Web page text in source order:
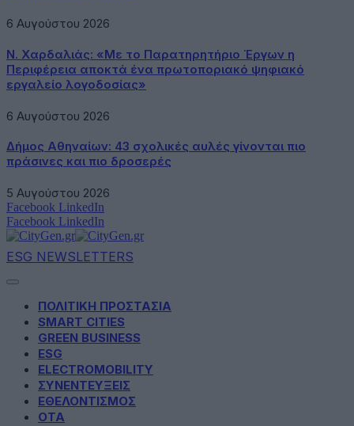
6 Αυγούστου 2026
Ν. Χαρδαλιάς: «Με το Παρατηρητήριο Έργων η
Περιφέρεια αποκτά ένα πρωτοποριακό ψηφιακό
εργαλείο λογοδοσίας»
6 Αυγούστου 2026
Δήμος Αθηναίων: 43 σχολικές αυλές γίνονται πιο
πράσινες και πιο δροσερές
5 Αυγούστου 2026
Facebook LinkedIn
Facebook LinkedIn
ESG NEWSLETTERS
ΠΟΛΙΤΙΚΗ ΠΡΟΣΤΑΣΙΑ
SMART CITIES
GREEN BUSINESS
ESG
ELECTROMOBILITY
ΣΥΝΕΝΤΕΥΞΕΙΣ
ΕΘΕΛΟΝΤΙΣΜΟΣ
ΟΤΑ